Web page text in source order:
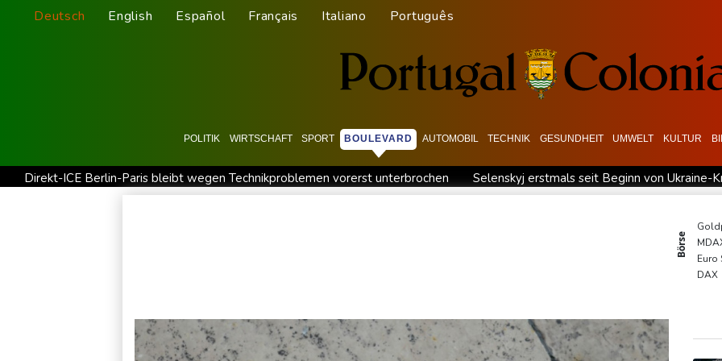
Deutsch English Español Français Italiano Português
POLITIK WIRTSCHAFT SPORT BOULEVARD AUTOMOBIL TECHNIK GESUNDHEIT UMWELT KULTUR
Direkt-ICE Berlin-Paris bleibt wegen Technikproblemen vorerst unterbrochen
Selenskyj erstmals seit Beginn von Ukraine-
Niewiadoma fährt am Mont Ventoux ins Gelbe
Peru und Mexiko nehmen diplomatische
Börse
Euro
DAX